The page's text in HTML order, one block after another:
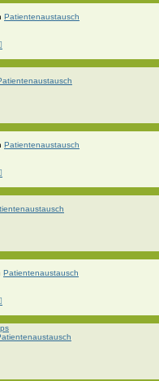
Patientenaustausch
Patientenaustausch
Patientenaustausch